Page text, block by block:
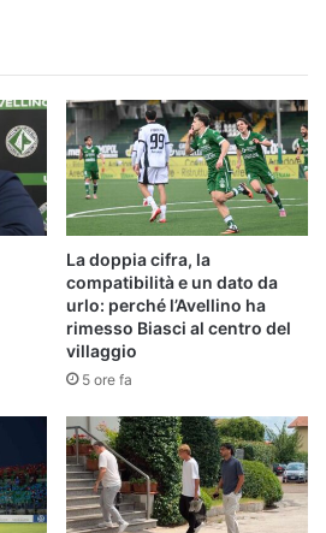
La doppia cifra, la
compatibilità e un dato da
urlo: perché l’Avellino ha
rimesso Biasci al centro del
villaggio
5 ore fa